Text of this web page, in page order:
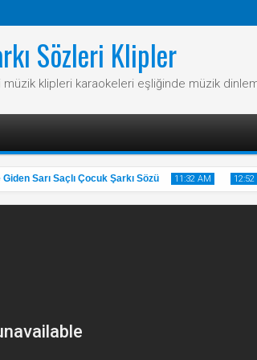
Sözleri Klipler
müzik klipleri karaokeleri eşliğinde müzik
Sarı Saçlı Çocuk Şarkı Sözü 11:32 AM 12:52 PM